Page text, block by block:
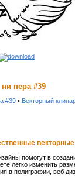
пера #39
#39 • Векторный
помогут в
легко изменить
в полиграфии, веб